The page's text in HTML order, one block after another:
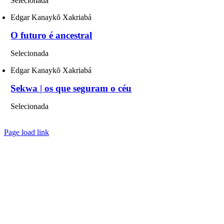
Edgar Kanaykõ Xakriabá
O futuro é ancestral
Selecionada
Edgar Kanaykõ Xakriabá
Sekwa | os que seguram o céu
Selecionada
Page load link